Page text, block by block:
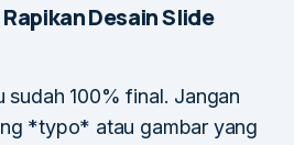
Desain Slide
sudah 100% final. Jangan
*typo* atau gambar yang